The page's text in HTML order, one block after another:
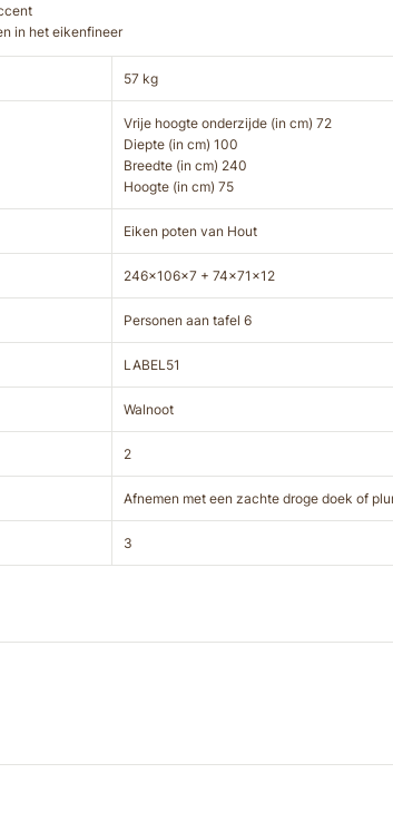
in het eikenfineer
57 kg
Vrije hoogte onderzijde (in cm) 72
Diepte (in cm) 100
Breedte (in cm) 240
Hoogte (in cm) 75
Eiken poten van Hout
246x106x7 + 74x71x12
Personen aan tafel 6
LABEL51
Walnoot
2
Afnemen met een zachte droge doek of
3